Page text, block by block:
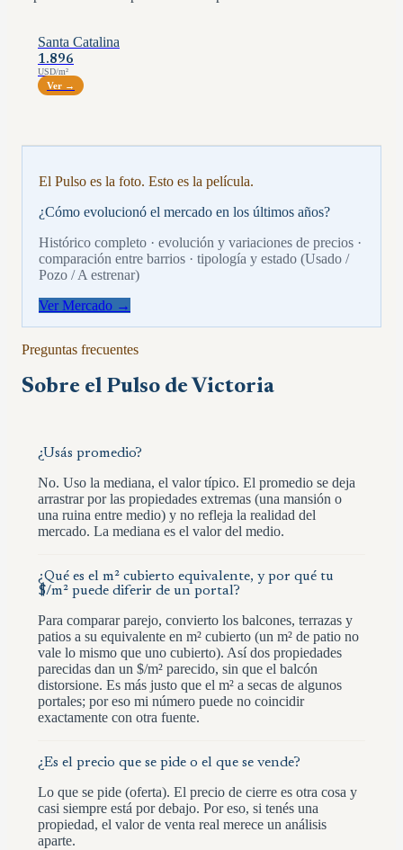
Santa Catalina
1.896
USD/m²
Ver →
El Pulso es la foto. Esto es la película.
¿Cómo evolucionó el mercado en los últimos años?
Histórico completo · evolución y variaciones de precios ·
comparación entre barrios · tipología y estado (Usado /
Pozo / A estrenar)
Ver Mercado →
Preguntas frecuentes
Sobre el Pulso de Victoria
¿Usás promedio?
No. Uso la mediana, el valor típico. El promedio se deja
arrastrar por las propiedades extremas (una mansión o
una ruina entre medio) y no refleja la realidad del
mercado. La mediana es el valor del medio.
¿Qué es el m² cubierto equivalente, y por qué tu
$/m² puede diferir de un portal?
Para comparar parejo, convierto los balcones, terrazas y
patios a su equivalente en m² cubierto (un m² de patio no
vale lo mismo que uno cubierto). Así dos propiedades
parecidas dan un $/m² parecido, sin que el balcón
distorsione. Es más justo que el m² a secas de algunos
portales; por eso mi número puede no coincidir
exactamente con otra fuente.
¿Es el precio que se pide o el que se vende?
Lo que se pide (oferta). El precio de cierre es otra cosa y
casi siempre está por debajo. Por eso, si tenés una
propiedad, el valor de venta real merece un análisis
aparte.